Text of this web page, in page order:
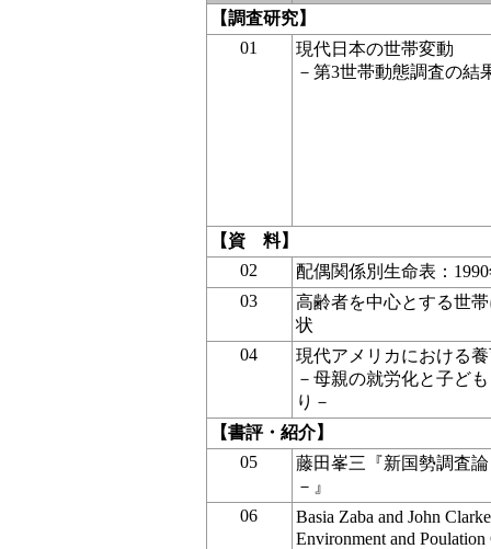
【調査研究】
01
現代日本の世帯変動
－第3世帯動態調査の結
【資 料】
02
配偶関係別生命表：
03
高齢者を中心とする世
状
04
現代アメリカにおける
－母親の就労化と子ど
り－
【書評・紹介】
05
藤田峯三『新国勢調査
－』
06
Basia Zaba and John
Environment and Poulation